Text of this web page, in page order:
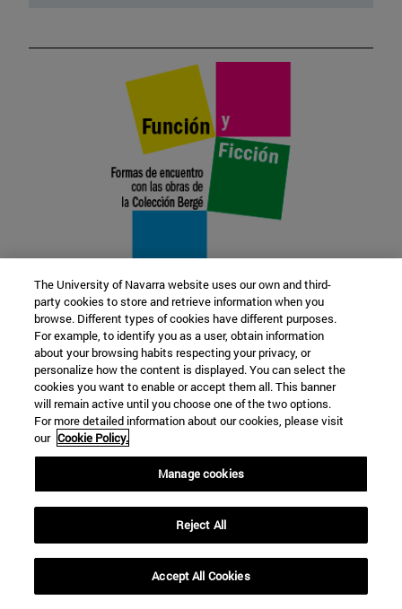
22 SEP
FUNCIÓN Y FICCIÓN. Varios artistas
Más información
The University of Navarra website uses our own and third-
party cookies to store and retrieve information when you
browse. Different types of cookies have different purposes.
For example, to identify you as a user, obtain information
about your browsing habits respecting your privacy, or
personalize how the content is displayed. You can select the
cookies you want to enable or accept them all. This banner
will remain active until you choose one of the two options.
For more detailed information about our cookies, please visit
our Cookie Policy.
Manage cookies
Reject All
Accept All Cookies